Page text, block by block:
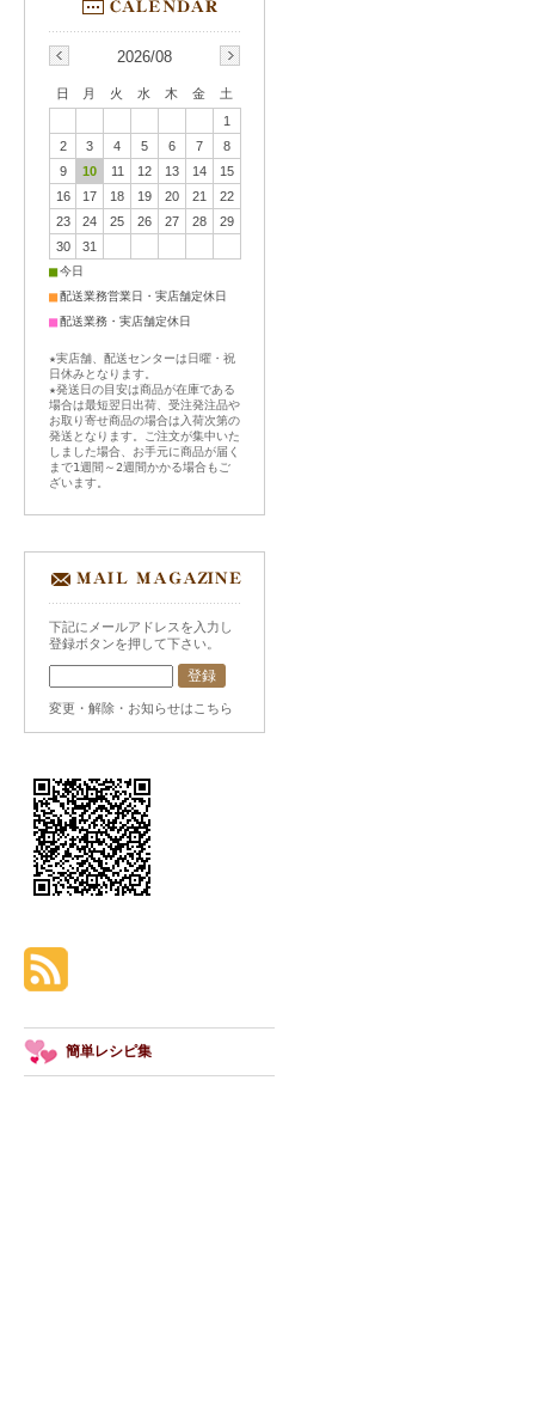
2026/08
日 月 火 水 木 金
土
1
2
3 4 5 6 7
8
9
10 11 12 13 14
15
16
17 18 19 20 21
22
23
24 25 26 27 28
29
30
31
■今日
■配送業務営業日・実店舗定休日
■配送業務・実店舗定休日
★実店舗、配送センターは日曜・祝
日休みとなります。
★発送日の目安は商品が在庫である
場合は最短翌日出荷、受注発注品や
お取り寄せ商品の場合は入荷次第の
発送となります。ご注文が集中いた
しました場合、お手元に商品が届く
まで1週間～2週間かかる場合もご
ざいます。
下記にメールアドレスを入力し
登録ボタンを押して下さい。
変更・解除・お知らせはこちら
簡単レシピ集